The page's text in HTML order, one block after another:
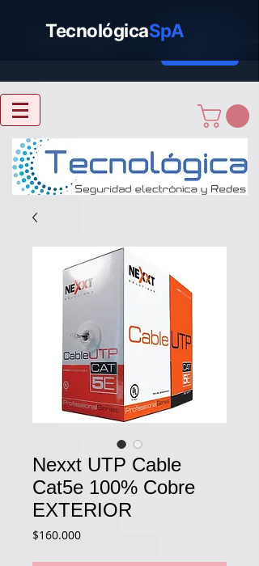
Nexxt UTP Cable
Cat5e 100% Cobre
EXTERIOR
$160.000Precio
TecnológicaSpA
Cotizar
TecnológicaSpA